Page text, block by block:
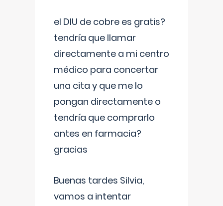
el DIU de cobre es gratis?
tendría que llamar
directamente a mi centro
médico para concertar
una cita y que me lo
pongan directamente o
tendría que comprarlo
antes en farmacia?
gracias
Buenas tardes Silvia,
vamos a intentar